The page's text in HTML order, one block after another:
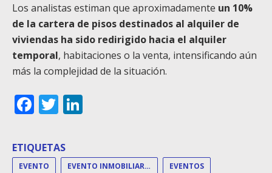
Los analistas estiman que aproximadamente un 10%
de la cartera de pisos destinados al alquiler de
viviendas ha sido redirigido hacia el alquiler
temporal, habitaciones o la venta, intensificando aún
más la complejidad de la situación.
Facebook
Twitter
ETIQUETAS
EVENTO EVENTO INMOBILIARIO EVENTOS